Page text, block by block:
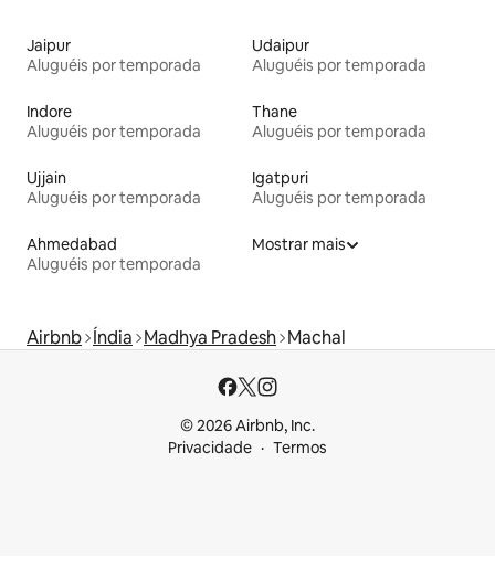
Jaipur
Aluguéis por temporada
Udaipur
Aluguéis por temporada
Indore
Aluguéis por temporada
Thane
Aluguéis por temporada
Ujjain
Aluguéis por temporada
Igatpuri
Aluguéis por temporada
Ahmedabad
Aluguéis por temporada
Mostrar mais
Airbnb Índia Madhya Pradesh Machal
© 2026 Airbnb, Inc.
Privacidade
Termos